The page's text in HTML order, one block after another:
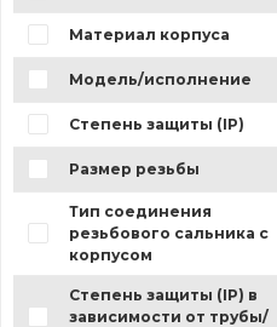
Материал корпуса
Модель/исполнение
Степень защиты (IP)
Размер резьбы
Тип соединения
резьбового сальника с
корпусом
Степень защиты (IP) в
зависимости от трубы/